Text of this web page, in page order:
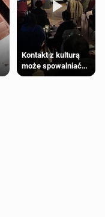
Kontakt z kulturą
może spowalniać
starzenie